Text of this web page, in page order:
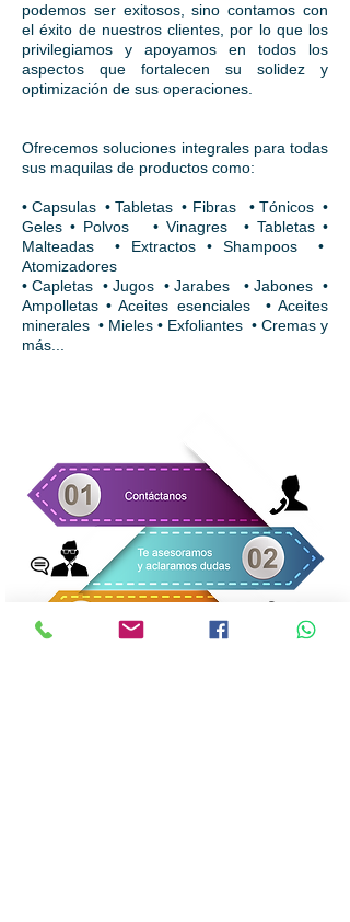
podemos ser exitosos, sino contamos con
el éxito de nuestros clientes, por lo que los
privilegiamos y apoyamos en todos los
aspectos que fortalecen su solidez y
optimización de sus operaciones.
Ofrecemos soluciones integrales para todas
sus maquilas de productos como:
• Capsulas • Tabletas • Fibras • Tónicos •
Geles • Polvos • Vinagres • Tabletas •
Malteadas• Extractos • Shampoos •
Atomizadores
• Capletas • Jugos • Jarabes• Jabones •
Ampolletas • Aceites esenciales • Aceites
minerales • Mieles • Exfoliantes • Cremas y
más...